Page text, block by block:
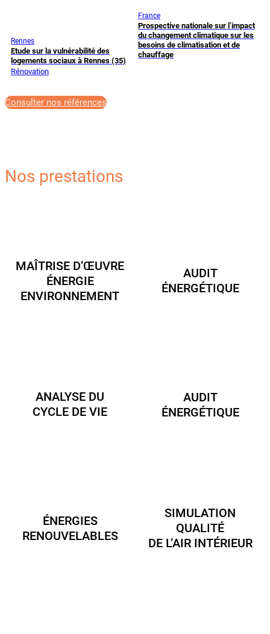
Rennes
Etude sur la vulnérabilité des
logements sociaux à Rennes (35)
Rénovation
France
Prospective nationale sur l’impact
du changement climatique sur les
besoins de climatisation et de
chauffage
Consulter nos références
Nos prestations
MAÎTRISE D’ŒUVRE
ÉNERGIE
ENVIRONNEMENT
ANALYSE DU
CYCLE DE VIE
ÉNERGIES
RENOUVELABLES
AUDIT
ÉNERGÉTIQUE
AUDIT
ÉNERGÉTIQUE
SIMULATION
QUALITÉ
DE L’AIR INTÉRIEUR